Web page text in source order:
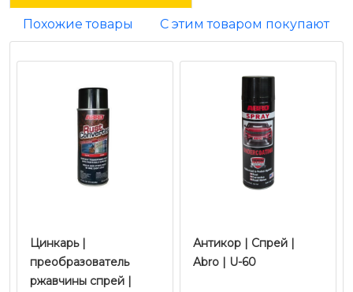
Похожие товары С этим товаром покупают
Цинкарь |
преобразователь
ржавчины спрей |
Антикор | Спрей |
Abro | U-60